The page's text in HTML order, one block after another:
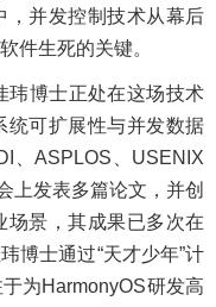
，并发控制技术从幕后
件生死的关键。
玮博士正处在这场技术
统可扩展性与并发数据
、ASPLOS、USENIX
上发表多篇论文，并创
场景，其成果已多次在
博士通过“天才少年”计
为HarmonyOS研发高